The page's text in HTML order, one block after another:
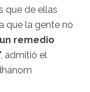
que de ellas
que la gente no
remedio
", admitió el